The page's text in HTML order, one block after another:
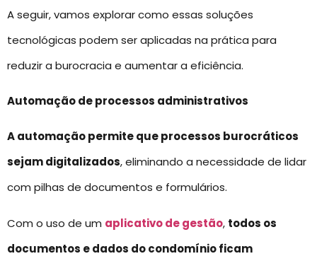
A seguir, vamos explorar como essas soluções
tecnológicas podem ser aplicadas na prática para
reduzir a burocracia e aumentar a eficiência.
Automação de processos administrativos
A automação permite que processos burocráticos
sejam digitalizados, eliminando a necessidade de lidar
com pilhas de documentos e formulários.
Com o uso de um aplicativo de gestão, todos os
documentos e dados do condomínio ficam